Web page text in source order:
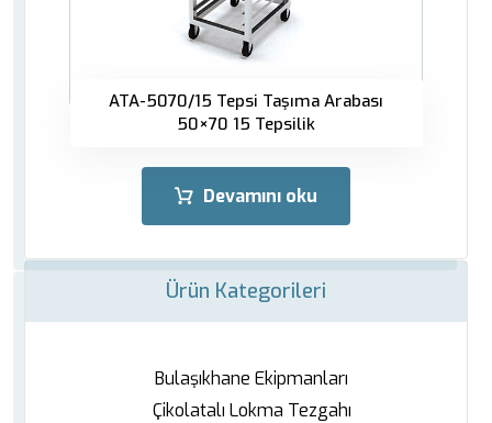
ATA-5070/15 Tepsi Taşıma Arabası
50×70 15 Tepsilik
Devamını oku
Ürün Kategorileri
Bulaşıkhane Ekipmanları
Çikolatalı Lokma Tezgahı